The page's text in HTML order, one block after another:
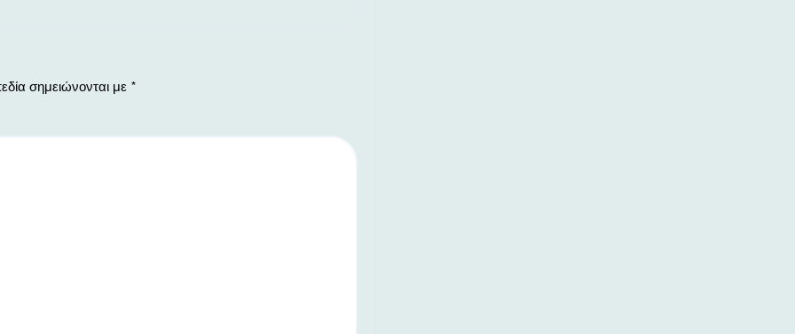
σημειώνονται με *